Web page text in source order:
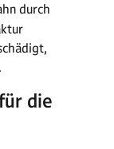
durch
die